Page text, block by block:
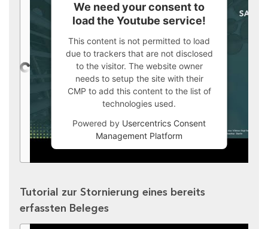
We need your consent to
load the Youtube service!
This content is not permitted to load
due to trackers that are not disclosed
to the visitor. The website owner
needs to setup the site with their
CMP to add this content to the list of
technologies used.
Powered by Usercentrics Consent
Management Platform
Tutorial zur Stornierung eines bereits
erfassten Beleges